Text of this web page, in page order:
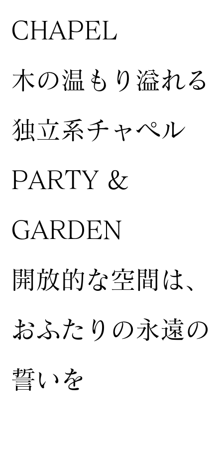
CHAPEL
木の温もり溢れる
独立系チャペル
PARTY &
GARDEN
開放的な空間は、
おふたりの永遠の
誓いを